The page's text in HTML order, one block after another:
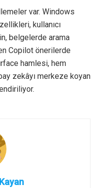
var. Windows
kullanıcı
belgelerde arama
Copilot önerilerde
hamlesi, hem
zekâyı merkeze koyan